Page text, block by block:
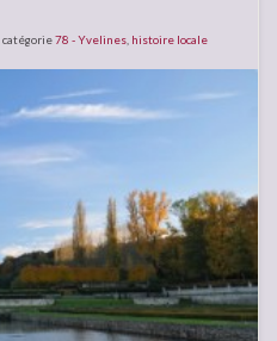
catégorie78 - Yvelines histoire locale